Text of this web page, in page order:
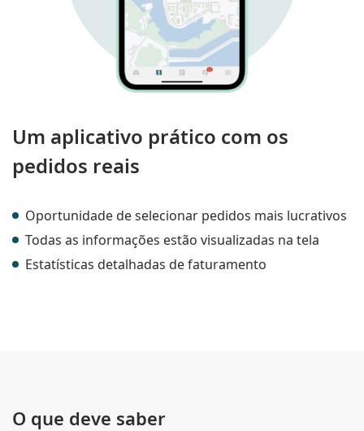
Um aplicativo prático com os
pedidos reais
Oportunidade de selecionar pedidos mais lucrativos
Todas as informações estão visualizadas na tela
Estatísticas detalhadas de faturamento
O que deve saber